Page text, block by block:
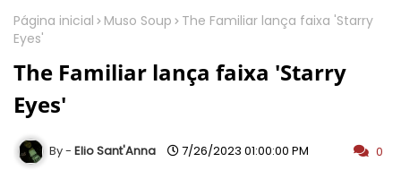
Página inicial Muso Soup
The Familiar lança faixa 'Starry
Eyes'
The Familiar lança faixa 'Starry
Eyes'
Elio Sant'Anna 7/26/2023 01:00:00 PM 0